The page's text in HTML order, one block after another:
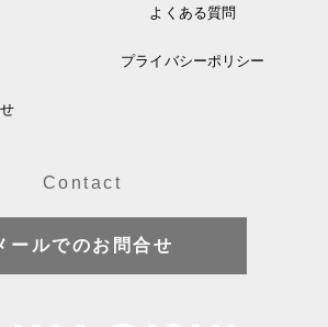
よくある質問
プライバシーポリシー
Contact
ールでのお問合せ